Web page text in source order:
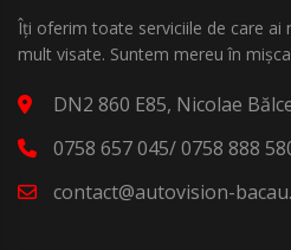
Îți oferim toate serviciile de care ai
mult visate. Suntem mereu în
DN2 860 E85, Nicolae
0758 657 045/ 0758 888
contact@autovision-